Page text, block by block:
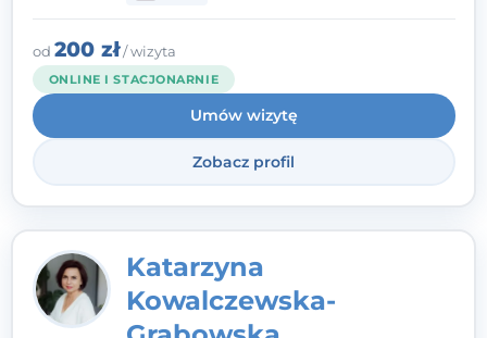
to wspólne działanie - razem tworzymy
zespół, który szuka rozwiązań.
od 200 zł/ wizyta
ONLINE I STACJONARNIE
Umów wizytę
Zobacz profil
Katarzyna
Kowalczewska-